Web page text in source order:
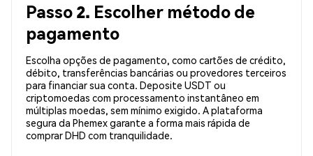
Passo 2. Escolher método de
pagamento
Escolha opções de pagamento, como cartões de crédito,
débito, transferências bancárias ou provedores terceiros
para financiar sua conta. Deposite USDT ou
criptomoedas com processamento instantâneo em
múltiplas moedas, sem mínimo exigido. A plataforma
segura da Phemex garante a forma mais rápida de
comprar DHD com tranquilidade.